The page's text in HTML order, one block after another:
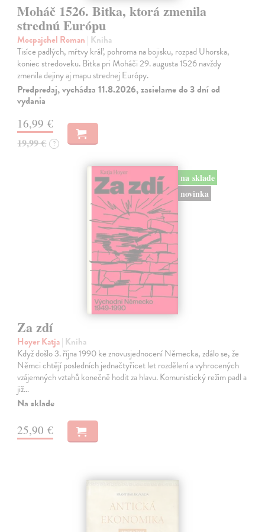
Moháč 1526. Bitka, ktorá zmenila
strednú Európu
Mocpajchel Roman | Kniha
Tisíce padlých, mŕtvy kráľ, pohroma na bojisku, rozpad Uhorska,
koniec stredoveku. Bitka pri Moháči 29. augusta 1526 navždy
zmenila dejiny aj mapu strednej Európy.
Predpredaj, vychádza 11.8.2026, zasielame do 3 dní od
vydania
16,99 €
19,99 € ?
na sklade
novinka
Za zdí
Hoyer Katja| Kniha
Když došlo 3. října 1990 ke znovusjednocení Německa, zdálo se, že
Němci chtějí posledních jednačtyřicet let rozdělení a vyhrocených
vzájemných vztahů konečně hodit za hlavu. Komunistický režim padl a
již…
Na sklade
25,90 €